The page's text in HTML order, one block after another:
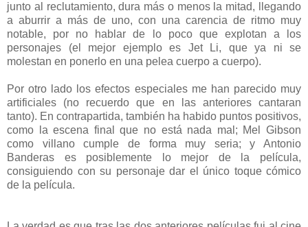
junto al reclutamiento, dura más o menos la mitad, llegando
a aburrir a más de uno, con una carencia de ritmo muy
notable, por no hablar de lo poco que explotan a los
personajes (el mejor ejemplo es Jet Li, que ya ni se
molestan en ponerlo en una pelea cuerpo a cuerpo).
Por otro lado los efectos especiales me han parecido muy
artificiales (no recuerdo que en las anteriores cantaran
tanto). En contrapartida, también ha habido puntos positivos,
como la escena final que no está nada mal; Mel Gibson
como villano cumple de forma muy seria; y Antonio
Banderas es posiblemente lo mejor de la película,
consiguiendo con su personaje dar el único toque cómico
de la película.